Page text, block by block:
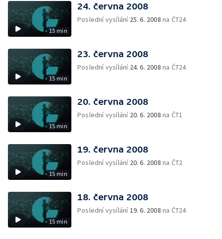
15 min
24. června 2008
Poslední vysílání 25. 6. 2008 na ČT24
15 min
23. června 2008
Poslední vysílání 24. 6. 2008 na ČT24
15 min
20. června 2008
Poslední vysílání 20. 6. 2008 na ČT1
15 min
19. června 2008
Poslední vysílání 20. 6. 2008 na ČT2
15 min
18. června 2008
Poslední vysílání19. 6. 2008 na ČT24